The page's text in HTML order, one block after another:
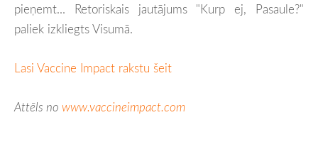
pieņemt... Retoriskais jautājums "Kurp ej, Pasaule?"
paliek izkliegts Visumā.
Lasi Vaccine Impact rakstu šeit
Attēls no www.vaccineimpact.com